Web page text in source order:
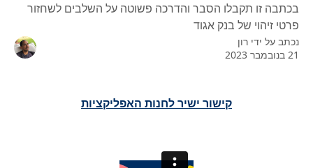
בכתבה זו תקבלו הסבר והדרכה פשוטה על השלבים לשחזור
פרטי זיהוי של בנק אגוד
נכתב על ידי רון
21 בנובמבר 2023
קישור ישיר לחנות האפליקציות